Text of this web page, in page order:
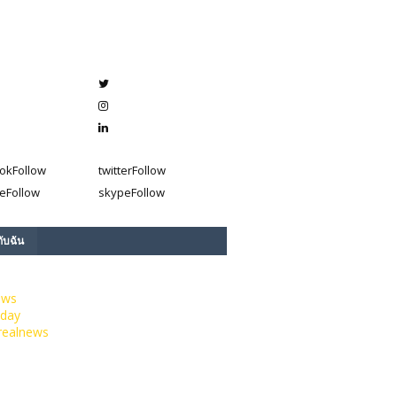
Follow twitterFollow
Follow skypeFollow
บฉัน